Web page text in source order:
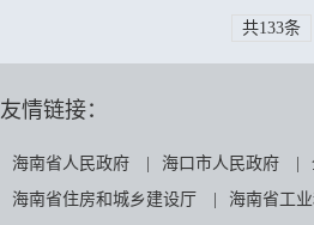
共133条
友情链接：
海南省人民政府 海口市人民政府
海南省住房和城乡建设厅
海南省工